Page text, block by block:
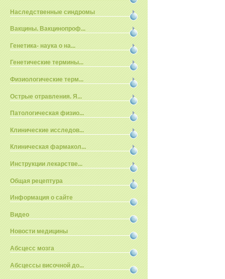
Наследственные синдромы
Вакцины. Вакцинопроф...
Генетика- наука о на...
Генетические термины...
Физиологические терм...
Острые отравления. Я...
Патологическая физио...
Клинические исследов...
Клиническая фармакол...
Инструкции лекарстве...
Общая рецептура
Информация о сайте
Видео
Новости медицины
Абсцесс мозга
Абсцессы височной до...